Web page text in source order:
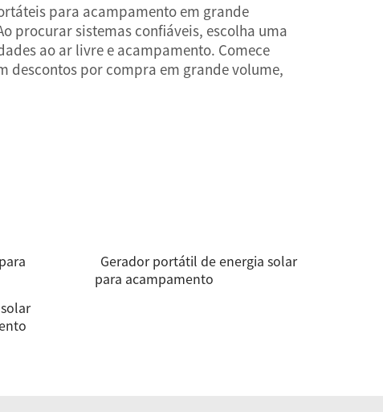
para acampamento em grande
procurar sistemas confiáveis, escolha uma
ao ar livre e acampamento. Comece
descontos por compra em grande volume,
Gerador portátil de energia solar
para acampamento